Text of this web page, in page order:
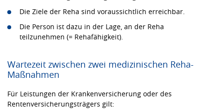
Die Ziele der Reha sind voraussichtlich erreichbar.
Die Person ist dazu in der Lage, an der Reha
teilzunehmen (= Rehafähigkeit).
Wartezeit zwischen zwei medizinischen Reha-
Maßnahmen
Für Leistungen der Krankenversicherung oder des
Rentenversicherungsträgers gilt: